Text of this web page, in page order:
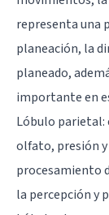
representa una
planeación, la
planeado,
importante en
Lóbulo parietal:
olfato, presión
procesamiento
la percepción y